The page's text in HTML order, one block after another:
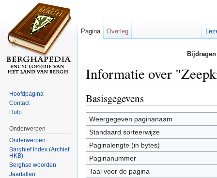
Informatie over
Basisgegevens
Weergegeven paginanaam
Standaard sorteerwijze
Paginalengte (in bytes)
Paginanummer
Taal voor de pagina
Pagina Overleg
Hoofdpagina
Contact
Hulp
Onderwerpen
Onderwerpen
Barghief Index (Archief
HKB)
Berghse woorden
Jaartallen